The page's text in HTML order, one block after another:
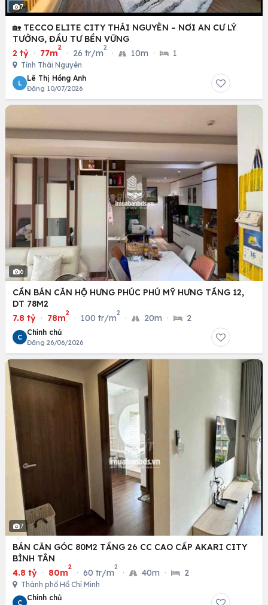
7
🏡 TECCO ELITE CITY THÁI NGUYÊN – NƠI AN CƯ LÝ
TƯỞNG, ĐẦU TƯ BỀN VỮNG
2 tỷ · 77m
2
· 26 tr/m
2
· 10m · 1
Tỉnh Thái Nguyên
L
Lê Thị Hồng Anh
Đăng 10/07/2026
6
CẦN BÁN CĂN HỘ HƯNG PHÚC PHÚ MỸ HƯNG TẦNG 12,
DT 78M2
7.8 tỷ · 78m
2
· 100 tr/m
2
· 20m · 2
C
Chính chủ
Đăng 26/06/2026
7
BÁN CĂN GÓC 80M2 TẦNG 26 CC CAO CẤP AKARI CITY
BÌNH TÂN
4.8 tỷ · 80m
2
· 60 tr/m
2
· 40m · 2
Thành phố Hồ Chí Minh
C
Chính chủ